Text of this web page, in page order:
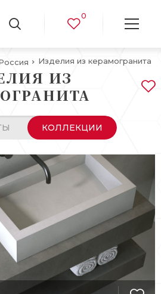
0
Изделия из керамогранита
ИЗ
КОЛЛЕКЦИИ